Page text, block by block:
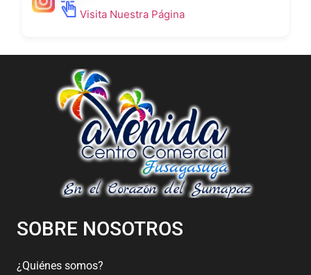
Visita Nuestra Página
SOBRE NOSOTROS
¿Quiénes somos?